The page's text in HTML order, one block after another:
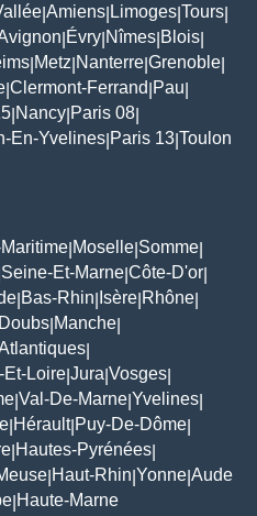
Amiens Limoges Tours
Évry Nîmes Blois
Metz Nanterre Grenoble
Clermont-Ferrand Pau
Nancy Paris 08
En-Yvelines Paris 13 Toulon
Moselle Somme
Seine-Et-Marne Côte-D'or
Bas-Rhin Isère Rhône
Doubs Manche
Et-Loire Jura Vosges
Val-De-Marne Yvelines
Hérault| Puy-De-Dôme
Hautes-Pyrénées
Haut-Rhin Yonne Aude
Haute-Marne